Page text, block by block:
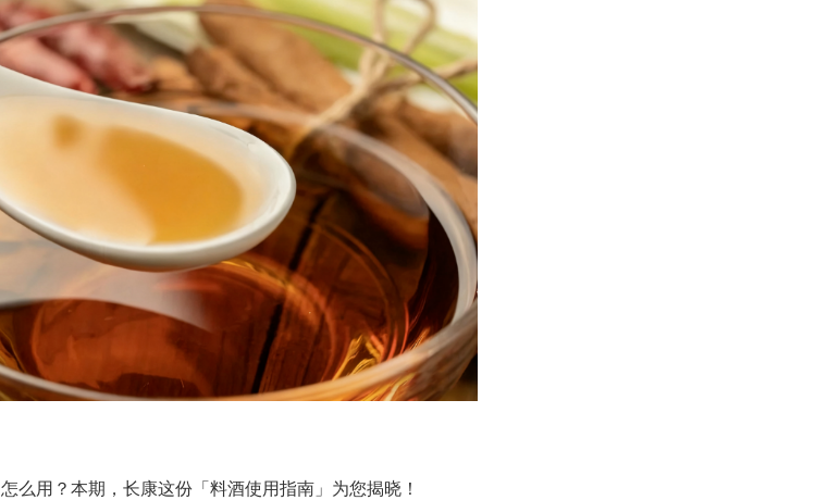
么用？本期，长康这份「料酒使用指南」为您揭晓！